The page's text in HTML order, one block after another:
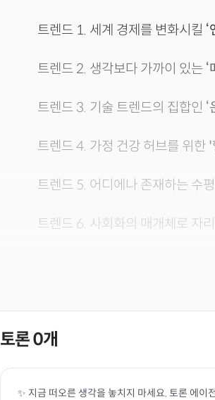
트렌드 1. 세계 경제를 변화시킬
트렌드 2. 생각보다 가까이 있는
트렌드 3. 기술 트렌드의 집합인
트렌드 4. 가정 건강 허브를 위한 '
트렌드 5. 어디에나 존재하는 수
트렌드 6. 사회화의 매개체로 자
토론0개
✨ 지금 떠오른 생각을 놓치지 마세요. 토론 에이